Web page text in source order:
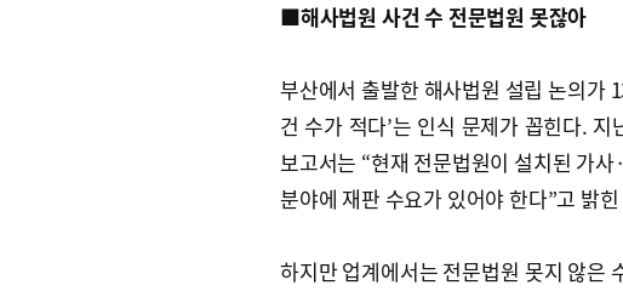
■해사법원 사건 수 전문법원 못잖아
부산에서 출발한 해사법원 설립 논의가
건 수가 적다’는 인식 문제가 꼽힌다.
보고서는 “현재 전문법원이 설치된 가
분야에 재판 수요가 있어야 한다”고 밝
하지만 업계에서는 전문법원 못지 않은